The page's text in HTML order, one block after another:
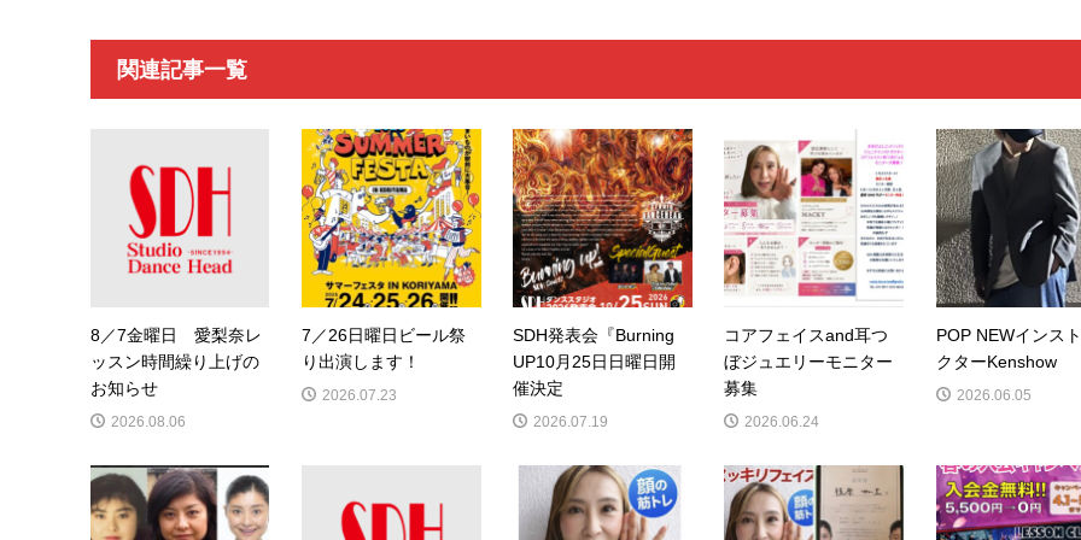
関連記事一覧
8／7金曜日 愛梨奈レ
ッスン時間繰り上げの
お知らせ
2026.08.06
7／26日曜日ビール祭
り出演します！
2026.07.23
SDH発表会『Burning
UP10月25日日曜日開
催決定
2026.07.19
コアフェイスand耳つ
ぼジュエリーモニター
募集
2026.06.24
POP NEWインス
クターKenshow
2026.06.05